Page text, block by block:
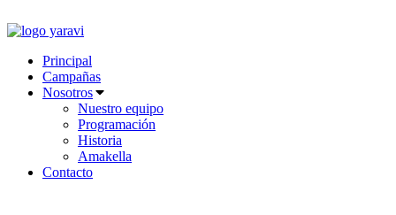
al
Principal
Campañas
Nosotros
Nuestro equipo
Programación
Historia
Amakella
Contacto